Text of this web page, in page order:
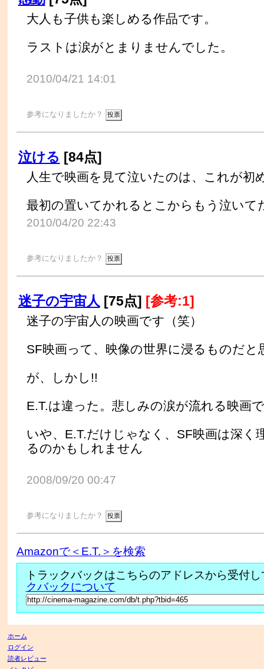
大人も子供も楽しめる作品です。
ラストは涙がとまりませんでした。
2010/04/21 14:01
参考になりましたか？
泣ける [84点]
人生で映画を見て泣いたのは、これが初
最初の置いてかれるとこからもう泣いて
2010/04/20 22:43
参考になりましたか？
迷子の宇宙人 [75点] [参考:1]
迷子の宇宙人の映画です（笑）
SF映画って、映像の世界に浸るものだと
が、しかし!!
E.T.は違った。悲しみの涙が流れる映画
いや、E.T.だけじゃなく、SF映画は深く
るのかもしれません
2008/09/20 00:47
参考になりましたか？
Amazonで＜E.T.＞を検索
トラックバックはこちらのアドレスから受付
クバックについて
ホーム
ログイン
読者レビュー